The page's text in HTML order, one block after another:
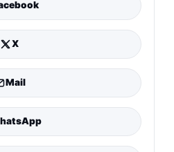
X
Mail